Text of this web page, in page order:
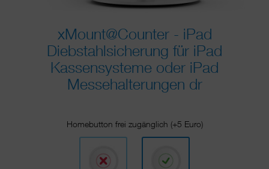
xMount@Counter - iPad
Diebstahlsicherung für iPad
Kassensysteme oder iPad
Messehalterungen dr
Homebutton frei zugänglich (+5 Euro)